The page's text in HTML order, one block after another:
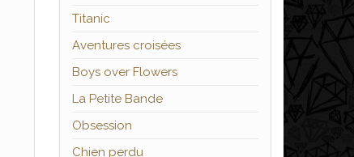
Titanic
Aventures croisées
Boys over Flowers
La Petite Bande
Obsession
Chien perdu